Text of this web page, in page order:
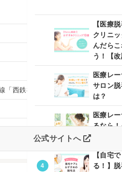
「西鉄福岡(天神)駅」三越口より徒
公式サイトへ
【医療
クリニ
んだら
う！【改
医療レ
サロン
は？
医療レ
るなら
選びの3
【自宅
る！】